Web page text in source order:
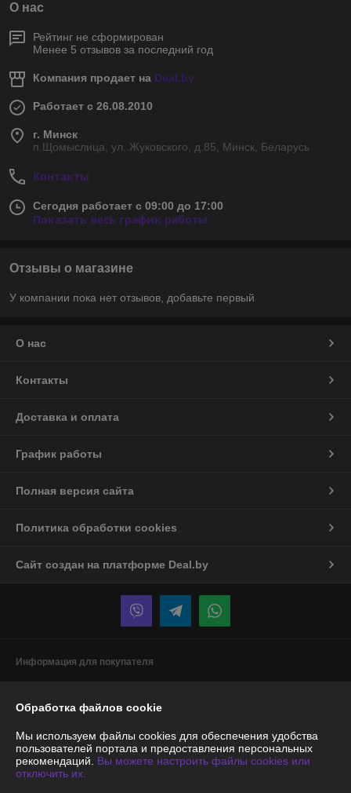
О нас
Рейтинг не сформирован
Менее 5 отзывов за последний год
Компания продает на Deal.by
Работает с 26.08.2010
г. Минск
п.Щомыслица, ул..Жуковского, д.85, Минск, Беларусь
Контакты
Сегодня работает с 09:00 до 17:00
Показать весь график работы
Отзывы о магазине
У компании пока нет отзывов, добавьте первый
О нас
Контакты
Доставка и оплата
График работы
Полная версия сайта
Политика обработки cookies
Сайт создан на платформе Deal.by
Информация для покупателя
УНП: 192945051
Регистрационный орган: Минский горисполком
Обработка файлов cookie
Мы используем файлы cookies для обеспечения удобства
пользователей портала и предоставления персональных
рекомендаций. Вы можете настроить файлы cookies или
отключить их.